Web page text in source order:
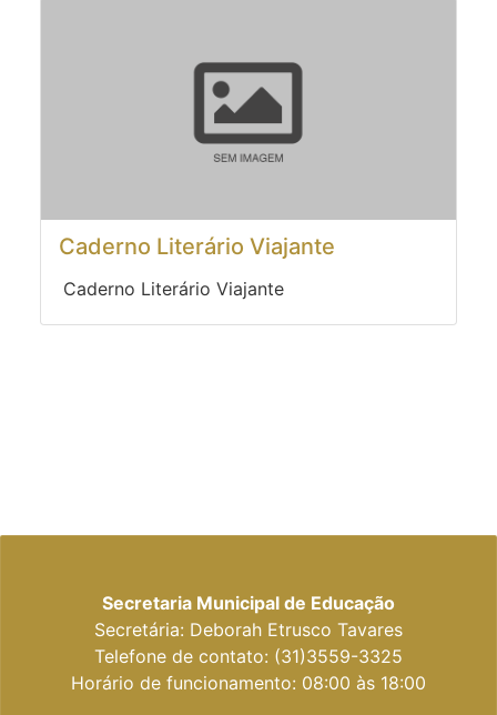
Caderno Literário Viajante
Caderno Literário Viajante
Secretaria Municipal de Educação
Secretária: Deborah Etrusco Tavares
Telefone de contato: (31)3559-3325
Horário de funcionamento: 08:00 às 18:00